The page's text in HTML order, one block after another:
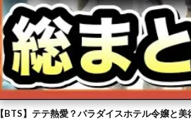
【BTS】テテ熱愛？パラダイスホテル令嬢と